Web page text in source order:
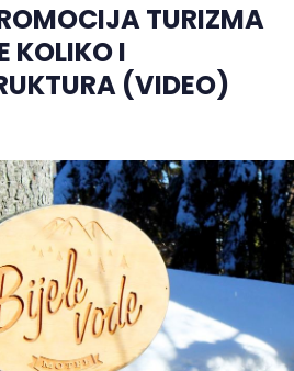
TURIZMA
KOLIKO I
(VIDEO)